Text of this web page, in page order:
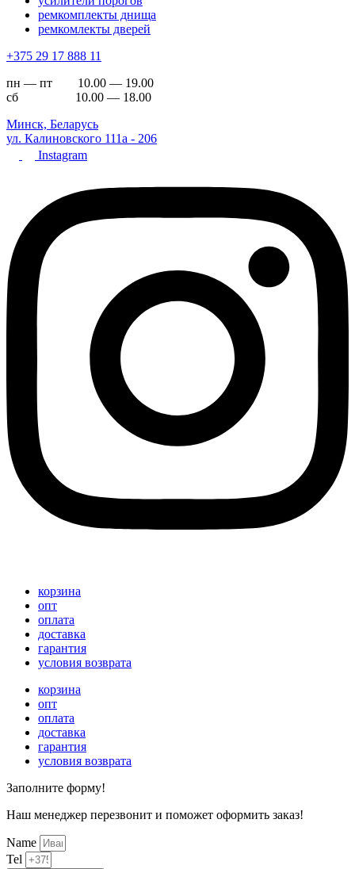
ремкомплекты днища
ремкомлекты дверей
+375 29 17 888 11
пн — пт 10.00 — 19.00
сб 10.00 — 18.00
Минск, Беларусь
ул. Калиновского 111а - 206
Instagram
корзина
опт
оплата
доставка
гарантия
условия возврата
корзина
опт
оплата
доставка
гарантия
условия возврата
Заполните форму!
Наш менеджер перезвонит и поможет оформить заказ!
Name
Tel